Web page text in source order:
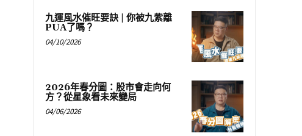
九運風水催旺要訣 | 你被九紫離
PUA了嗎？
04/10/2026
2026年春分圖：股市會走向何
方？從星象看未來變局
04/06/2026